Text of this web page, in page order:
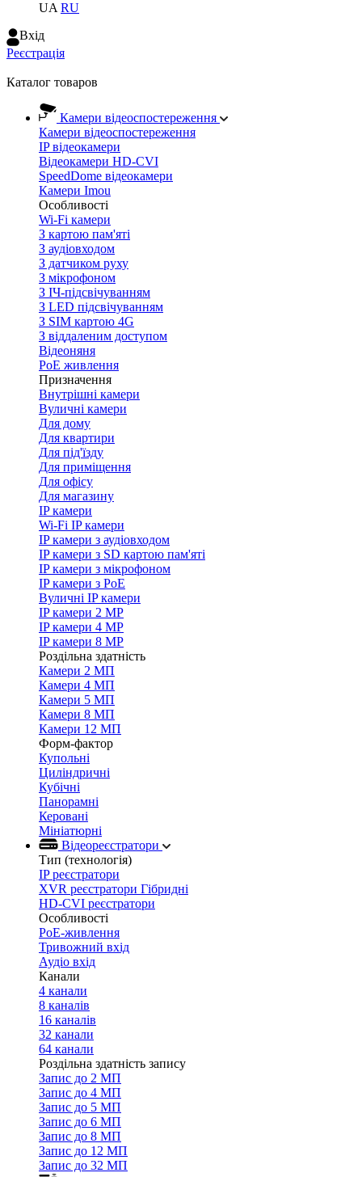
UA RU
Вхiд
Реєстрація
Каталог товаров
Камери відеоспостереження
Камери відеоспостереження
IP відеокамери
Відеокамери HD-CVI
SpeedDome відеокамери
Камери Imou
Особливості
Wi-Fi камери
З картою пам'яті
З аудіовходом
З датчиком руху
З мікрофоном
З ІЧ-підсвічуванням
З LED підсвічуванням
З SIM картою 4G
З віддаленим доступом
Відеоняня
PoE живлення
Призначення
Внутрішні камери
Вуличні камери
Для дому
Для квартири
Для під'їзду
Для приміщення
Для офісу
Для магазину
IP камери
Wi-Fi IP камери
IP камери з аудіовходом
IP камери з SD картою пам'яті
IP камери з мікрофоном
IP камери з PoE
Вуличні IP камери
IP камери 2 MP
IP камери 4 MP
IP камери 8 MP
Роздільна здатність
Камери 2 МП
Камери 4 МП
Камери 5 МП
Камери 8 МП
Камери 12 МП
Форм-фактор
Купольні
Циліндричні
Кубічні
Панорамні
Керовані
Мініатюрні
Відеореєстратори
Тип (технологія)
IP реєстратори
XVR реєстратори Гібридні
HD-CVI реєстратори
Особливості
PoE-живлення
Тривожний вхід
Аудіо вхід
Канали
4 канали
8 каналів
16 каналів
32 канали
64 канали
Роздільна здатність запису
Запис до 2 МП
Запис до 4 МП
Запис до 5 МП
Запис до 6 МП
Запис до 8 МП
Запис до 12 МП
Запис до 32 МП